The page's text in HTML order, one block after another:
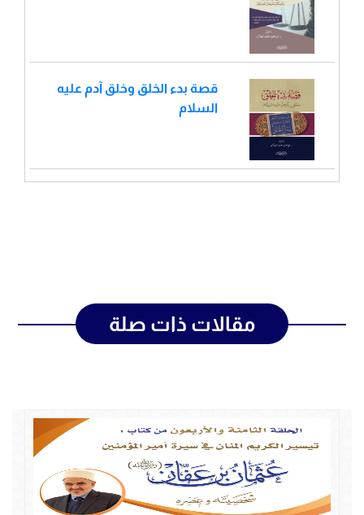
قصة بدء الخلق وخلق آدم عليه
السلام
مقالات ذات صلة